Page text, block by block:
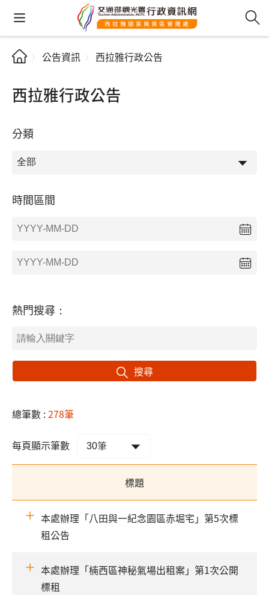
公告資訊 西拉雅行政公告
西拉雅行政公告
分類
時間區間
熱門搜尋：
搜尋
總筆數 :278筆
每頁顯示筆數
標題
本處辦理「八田與一紀念園區赤堀宅」第5次標
租公告
本處辦理「楠西區神秘氣場出租案」第1次公開
標租